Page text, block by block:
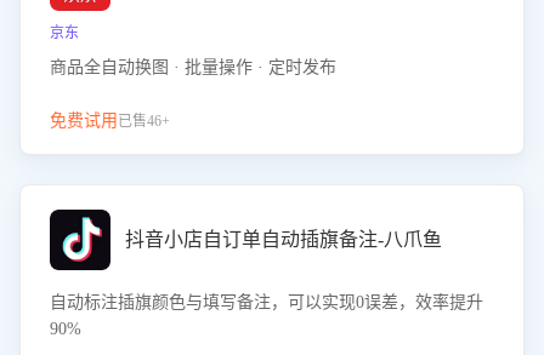
京东
商品全自动换图 · 批量操作 · 定时发布
免费试用 已售46+
抖音小店自订单自动插旗备注-八爪鱼
自动标注插旗颜色与填写备注，可以实现0误差，效率提升
90%